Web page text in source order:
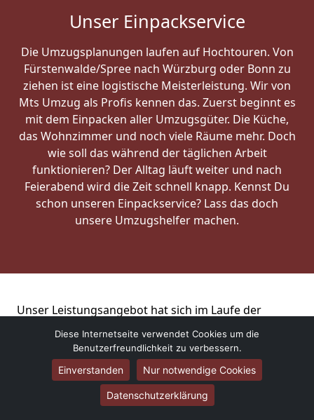
Unser Einpackservice
Die Umzugsplanungen laufen auf Hochtouren. Von
Fürstenwalde/Spree nach Würzburg oder Bonn zu
ziehen ist eine logistische Meisterleistung. Wir von
Mts Umzug als Profis kennen das. Zuerst beginnt es
mit dem Einpacken aller Umzugsgüter. Die Küche,
das Wohnzimmer und noch viele Räume mehr. Doch
wie soll das während der täglichen Arbeit
funktionieren? Der Alltag läuft weiter und nach
Feierabend wird die Zeit schnell knapp. Kennst Du
schon unseren Einpackservice? Lass das doch
unsere Umzugshelfer machen.
Unser Leistungsangebot hat sich im Laufe der
letzten 6
Jahre entwickelt
. Unter der Bezeichnung
Privatumzug in Fürstenwalde/Spree verstehen wir
mehr, als nur Kisten schleppen. Kennst Du schon
unseren Full-Service? Hier übernehmen wir im
Vorfeld die komplette Abwicklung für Dich.
Diese Internetseite verwendet Cookies um die
Benutzerfreundlichkeit zu verbessern.
Einverstanden Nur notwendige Cookies
Datenschutzerklärung